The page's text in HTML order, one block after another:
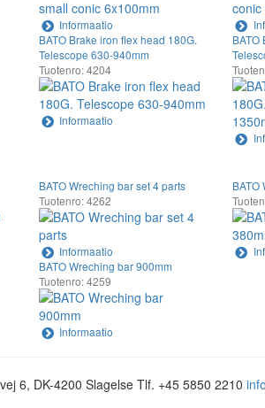
Informaatio
BATO Brake iron flex head 180G.
Telescope 630-940mm
Tuotenro: 4204
Informaatio
BATO
BATO Wreching bar set 4 parts
Tuotenro: 4262
Informaatio
BATO
BATO Wreching bar 900mm
Tuotenro: 4259
Informaatio
6, DK-4200 Slagelse Tlf. +45 5850 2210